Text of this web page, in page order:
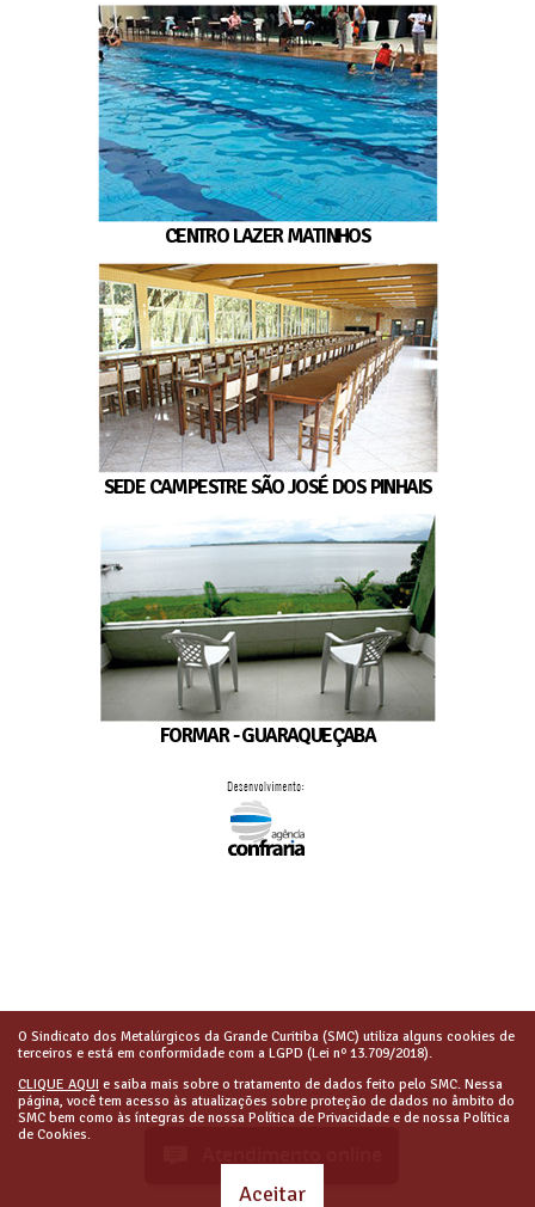
CENTRO LAZER MATINHOS
SEDE CAMPESTRE SÃO JOSÉ DOS PINHAIS
FORMAR - GUARAQUEÇABA
O Sindicato dos Metalúrgicos da Grande Curitiba (SMC) utiliza alguns cookies de
terceiros e está em conformidade com a LGPD (Lei nº 13.709/2018).
CLIQUE AQUI e saiba mais sobre o tratamento de dados feito pelo SMC. Nessa
página, você tem acesso às atualizações sobre proteção de dados no âmbito do
SMC bem como às íntegras de nossa Política de Privacidade e de nossa Política
de Cookies.
Aceitar